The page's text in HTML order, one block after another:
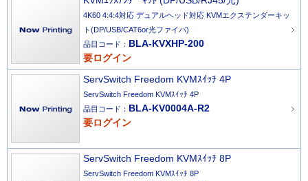
4K60 4:4:4対応 デュアルヘッド対応 KVMエクステンダーキッ
ト(DP/USB/CAT6or光ファイバ)
品目コード： BLA-KVXHP-200
要ログイン
ServSwitch Freedom KVMｽｲｯﾁ 4P
ServSwitch Freedom KVMｽｲｯﾁ 4P
品目コード： BLA-KV0004A-R2
要ログイン
ServSwitch Freedom KVMｽｲｯﾁ 8P
ServSwitch Freedom KVMｽｲｯﾁ 8P